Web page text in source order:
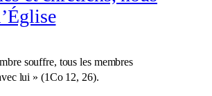
souffre, tous les membres
lui » (1Co 12, 26).